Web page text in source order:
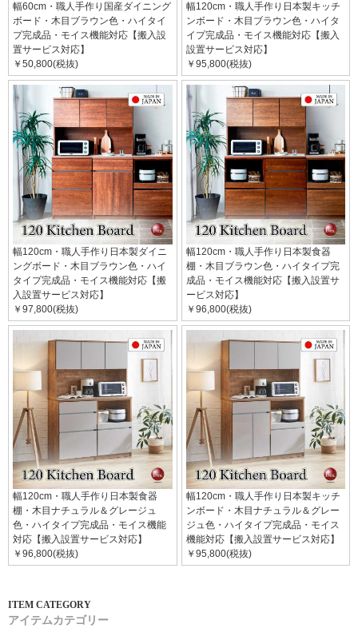
幅60cm・職人手作り国産ダイニング
ボード・木目ブラウン色・ハイタイ
プ完成品・モイス機能対応【搬入設
置サービス対応】
￥50,800(税抜)
幅120cm・職人手作り日本製キッチ
ンボード・木目ブラウン色・ハイタ
イプ完成品・モイス機能対応【搬入
設置サービス対応】
￥95,800(税抜)
幅120cm・職人手作り日本製ダイニ
ングボード・木目ブラウン色・ハイ
タイプ完成品・モイス機能対応【搬
入設置サービス対応】
￥97,800(税抜)
幅120cm・職人手作り日本製食器
棚・木目ブラウン色・ハイタイプ完
成品・モイス機能対応【搬入設置サ
ービス対応】
￥96,800(税抜)
幅120cm・職人手作り日本製食器
棚・木目ナチュラル＆グレージュ
色・ハイタイプ完成品・モイス機能
対応【搬入設置サービス対応】
￥96,800(税抜)
幅120cm・職人手作り日本製キッチ
ンボード・木目ナチュラル＆グレー
ジュ色・ハイタイプ完成品・モイス
機能対応【搬入設置サービス対応】
￥95,800(税抜)
アイテムカテゴリー